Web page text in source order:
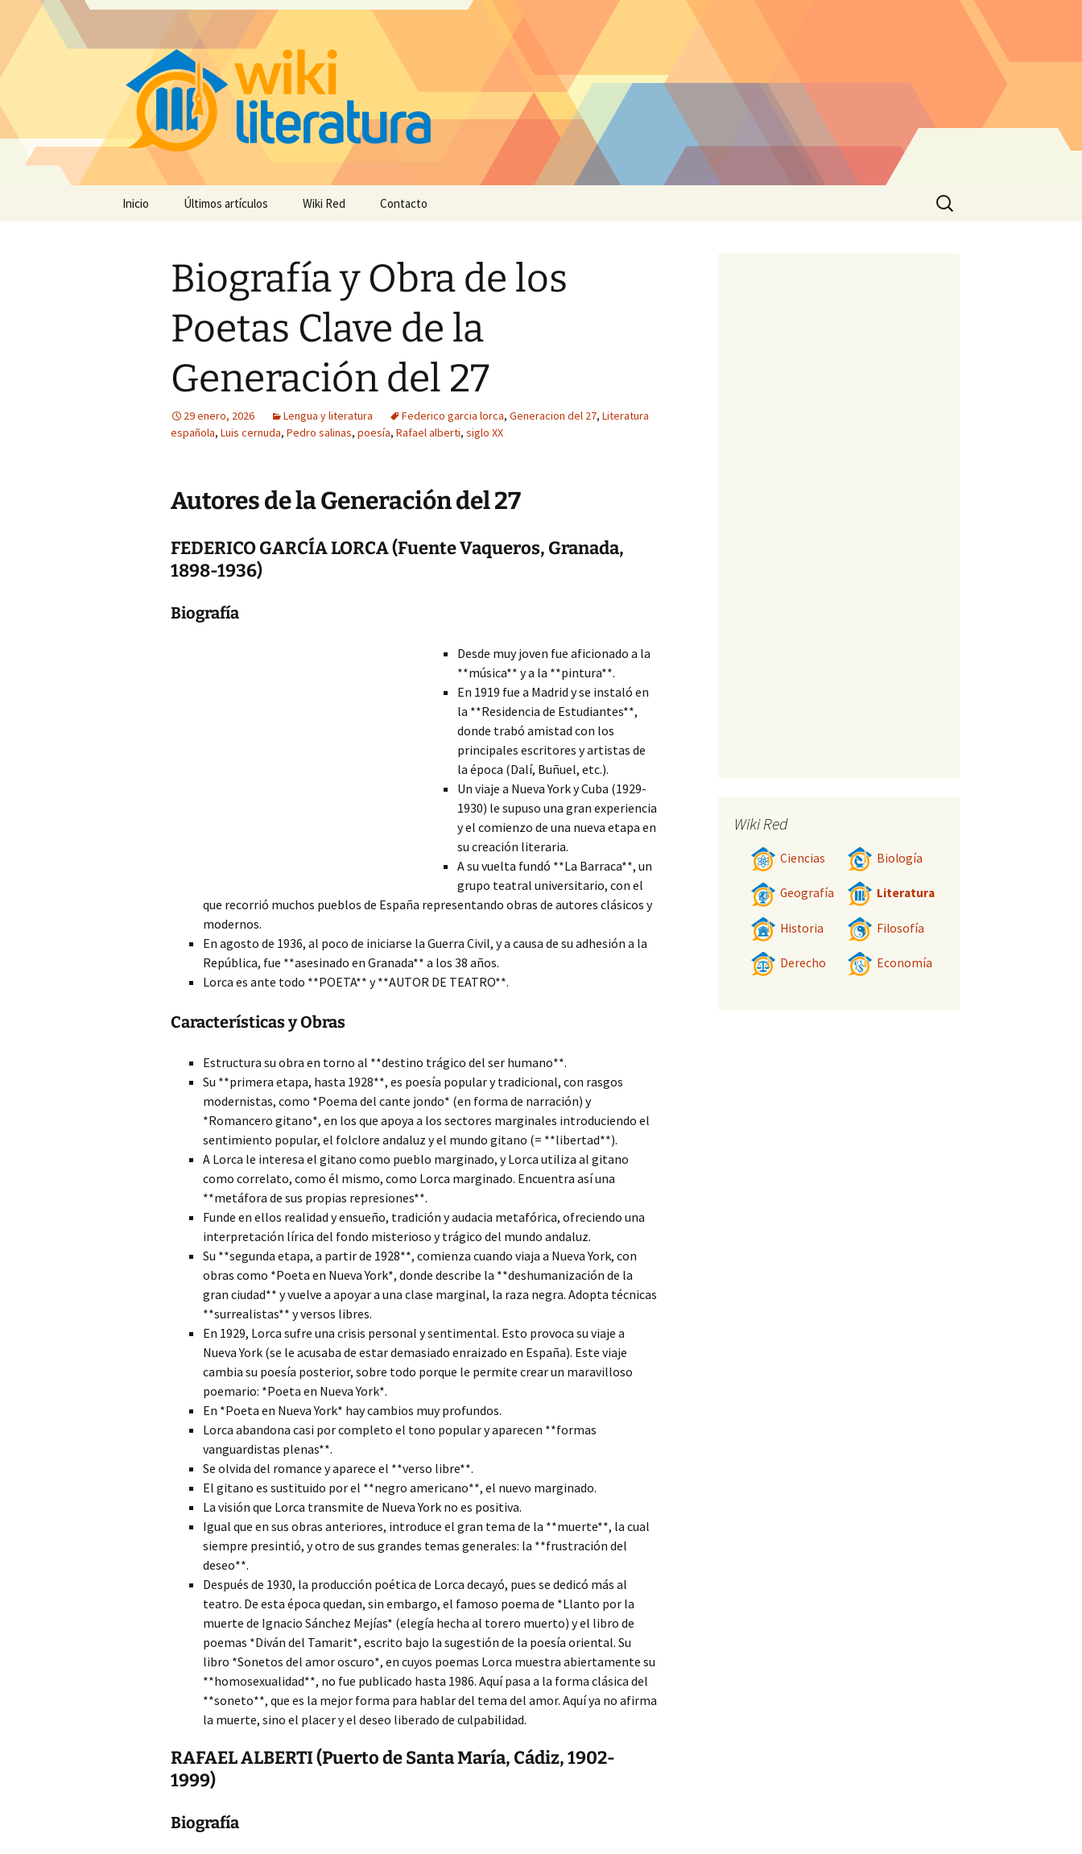
Inicio Últimos artículos Wiki Red Contacto
Buscar:
Biografía y Obra de los
Poetas Clave de la
Generación del 27
29 enero, 2026 Lengua y literatura Federico garcia lorca, Generacion del 27, Literatura
española, Luis cernuda, Pedro salinas, poesía, Rafael alberti, siglo XX
Autores de la Generación del 27
FEDERICO GARCÍA LORCA (Fuente Vaqueros, Granada,
1898-1936)
Biografía
Desde muy joven fue aficionado a la
**música** y a la **pintura**.
En 1919 fue a Madrid y se instaló en
la **Residencia de Estudiantes**,
donde trabó amistad con los
principales escritores y artistas de
la época (Dalí, Buñuel, etc.).
Un viaje a Nueva York y Cuba (1929-
1930) le supuso una gran experiencia
y el comienzo de una nueva etapa en
su creación literaria.
A su vuelta fundó **La Barraca**, un
grupo teatral universitario, con el
que recorrió muchos pueblos de España representando obras de autores clásicos y
modernos.
En agosto de 1936, al poco de iniciarse la Guerra Civil, y a causa de su adhesión a la
República, fue **asesinado en Granada** a los 38 años.
Lorca es ante todo **POETA** y **AUTOR DE TEATRO**.
Características y Obras
Estructura su obra en torno al **destino trágico del ser humano**.
Su **primera etapa, hasta 1928**, es poesía popular y tradicional, con rasgos
modernistas, como *Poema del cante jondo* (en forma de narración) y
*Romancero gitano*, en los que apoya a los sectores marginales introduciendo el
sentimiento popular, el folclore andaluz y el mundo gitano (= **libertad**).
A Lorca le interesa el gitano como pueblo marginado, y Lorca utiliza al gitano
como correlato, como él mismo, como Lorca marginado. Encuentra así una
**metáfora de sus propias represiones**.
Funde en ellos realidad y ensueño, tradición y audacia metafórica, ofreciendo una
interpretación lírica del fondo misterioso y trágico del mundo andaluz.
Su **segunda etapa, a partir de 1928**, comienza cuando viaja a Nueva York, con
obras como *Poeta en Nueva York*, donde describe la **deshumanización de la
gran ciudad** y vuelve a apoyar a una clase marginal, la raza negra. Adopta técnicas
**surrealistas** y versos libres.
En 1929, Lorca sufre una crisis personal y sentimental. Esto provoca su viaje a
Nueva York (se le acusaba de estar demasiado enraizado en España). Este viaje
cambia su poesía posterior, sobre todo porque le permite crear un maravilloso
poemario: *Poeta en Nueva York*.
En *Poeta en Nueva York* hay cambios muy profundos.
Lorca abandona casi por completo el tono popular y aparecen **formas
vanguardistas plenas**.
Se olvida del romance y aparece el **verso libre**.
El gitano es sustituido por el **negro americano**, el nuevo marginado.
La visión que Lorca transmite de Nueva York no es positiva.
Igual que en sus obras anteriores, introduce el gran tema de la **muerte**, la cual
siempre presintió, y otro de sus grandes temas generales: la **frustración del
deseo**.
Después de 1930, la producción poética de Lorca decayó, pues se dedicó más al
teatro. De esta época quedan, sin embargo, el famoso poema de *Llanto por la
muerte de Ignacio Sánchez Mejías* (elegía hecha al torero muerto) y el libro de
poemas *Diván del Tamarit*, escrito bajo la sugestión de la poesía oriental. Su
libro *Sonetos del amor oscuro*, en cuyos poemas Lorca muestra abiertamente su
**homosexualidad**, no fue publicado hasta 1986. Aquí pasa a la forma clásica del
**soneto**, que es la mejor forma para hablar del tema del amor. Aquí ya no afirma
la muerte, sino el placer y el deseo liberado de culpabilidad.
RAFAEL ALBERTI (Puerto de Santa María, Cádiz, 1902-
1999)
Biografía
Wiki Red
Ciencias Biología
Geografía Literatura
Historia Filosofía
Derecho Economía